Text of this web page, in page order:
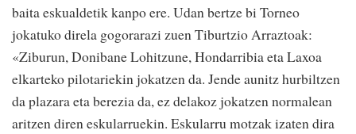
baita eskualdetik kanpo ere. Udan bertze bi Torneo
jokatuko direla gogorarazi zuen Tiburtzio Arraztoak:
«Ziburun, Donibane Lohitzune, Hondarribia eta Laxoa
elkarteko pilotariekin jokatzen da. Jende aunitz hurbiltzen
da plazara eta berezia da, ez delakoz jokatzen normalean
aritzen diren eskularruekin. Eskularru motzak izaten dira